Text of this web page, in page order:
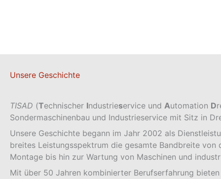
Unsere Geschichte
TISAD (Technischer Industrieservice und Automation D
Sondermaschinenbau und Industrieservice mit Sitz in
Unsere Geschichte begann im Jahr 2002 als
breites Leistungsspektrum die gesamte Bandbreite
Montage bis hin zur Wartung von Maschinen und
Mit über 50 Jahren kombinierter Berufserfahrung